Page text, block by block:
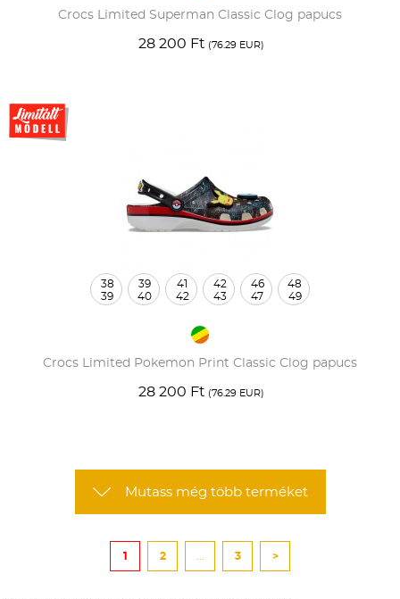
Crocs Limited Superman Classic Clog papucs
28 200 Ft (76.29 EUR)
Crocs Limited Pokemon Print Classic Clog papucs
28 200 Ft (76.29 EUR)
38
39
39
40
41
42
42
43
46
47
48
49
Mutass még több terméket
1 2 3 >